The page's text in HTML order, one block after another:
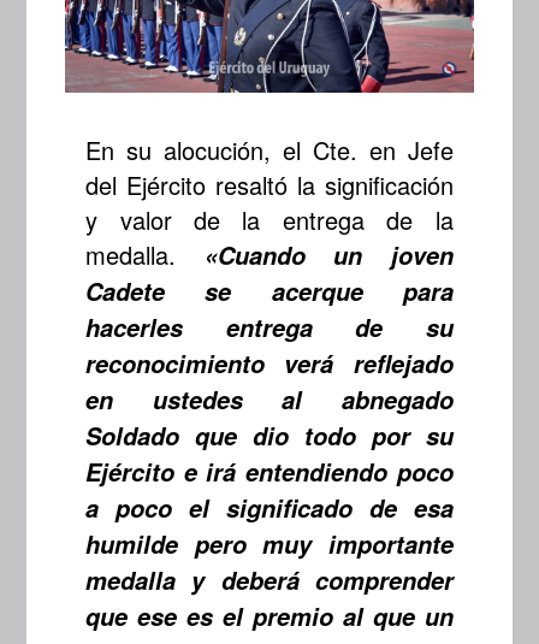
En su alocución, el Cte. en Jefe
del Ejército resaltó la significación
y valor de la entrega de la
medalla. «Cuando un joven
Cadete se acerque para
hacerles entrega de su
reconocimiento verá reflejado
en ustedes al abnegado
Soldado que dio todo por su
Ejército e irá entendiendo poco
a poco el significado de esa
humilde pero muy importante
medalla y deberá comprender
que ese es el premio al que un